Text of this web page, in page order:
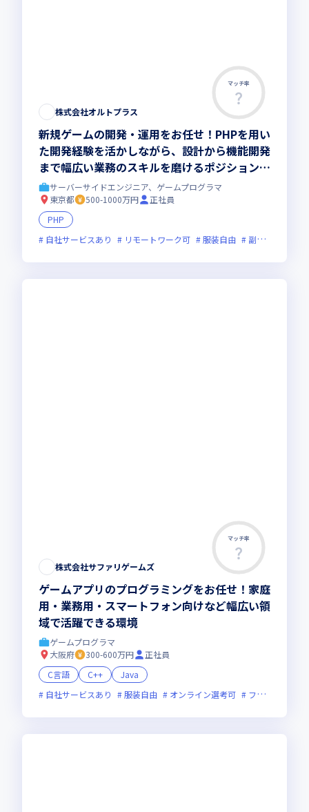
マッチ率
株式会社オルトプラス
新規ゲームの開発・運用をお任せ！PHPを用い
た開発経験を活かしながら、設計から機能開発
まで幅広い業務のスキルを磨けるポジション／
新しいキャリアをスタートさせませんか
サーバーサイドエンジニア、ゲームプログラマ
東京都
500-1000万円
正社員
PHP
自社サービスあり
リモートワーク可 服装自由 副業可
マッチ率
株式会社サファリゲームズ
ゲームアプリのプログラミングをお任せ！家庭
用・業務用・スマートフォン向けなど幅広い領
域で活躍できる環境
ゲームプログラマ
大阪府
300-600万円
正社員
C言語
C++
Java
自社サービスあり
服装自由 オンライン選考可 フレックス制度あり